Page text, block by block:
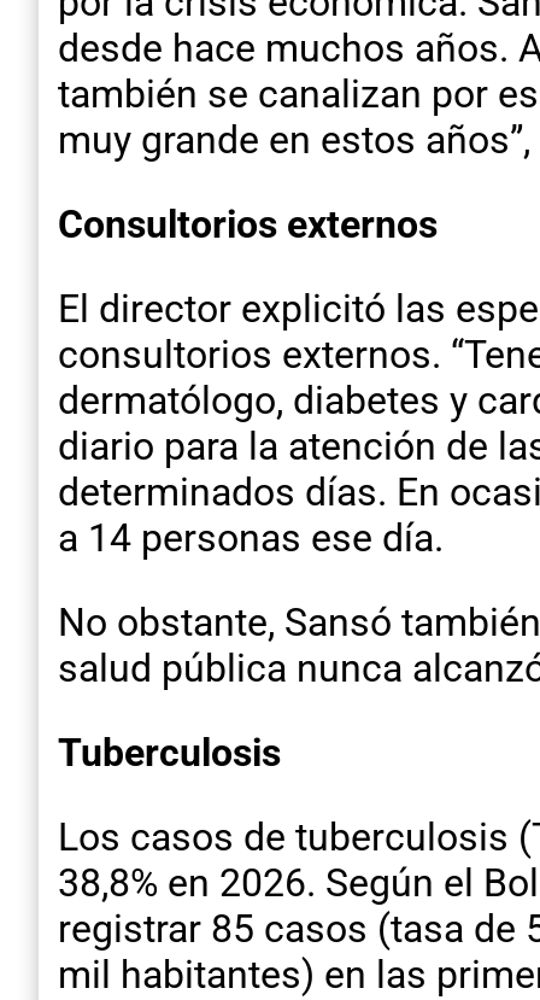
desde hace muchos años.
también se canalizan por
muy grande en estos
Consultorios externos
El director explicitó las
consultorios externos.
dermatólogo, diabetes y
diario para la atención de
determinados días. En
a 14 personas ese día.
No obstante, Sansó
salud pública nunca
Tuberculosis
Los casos de tuberculosis
38,8% en 2026. Según el
registrar 85 casos (tasa de
mil habitantes) en las